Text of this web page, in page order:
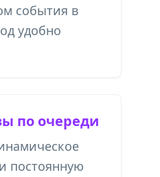
события в
удобно
по очереди
постоянную